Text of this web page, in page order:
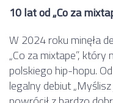
10 lat od „Co za
W 2024 roku minęła
„Co za mixtape”,
polskiego hip-hopu.
legalny debiut